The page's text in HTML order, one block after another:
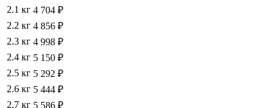
2.1 кг 4 704 ₽
2.2 кг 4 856 ₽
2.3 кг 4 998 ₽
2.4 кг 5 150 ₽
2.5 кг 5 292 ₽
2.6 кг 5 444 ₽
2.7 кг 5 586 ₽